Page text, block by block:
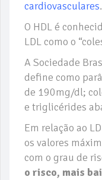
cardiovasculares.
O HDL é
LDL como o
A Sociedade
define como
de 190mg/dl;
e triglicérides
Em relação ao
os valores
com o grau de
o risco, mais